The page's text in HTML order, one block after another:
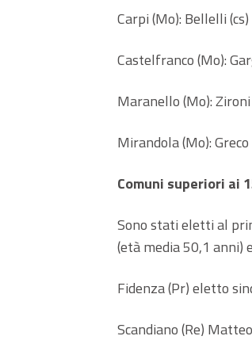
Carpi (Mo): Bellelli
Castelfranco (Mo):
Maranello (Mo):
Mirandola (Mo):
Comuni superiori ai
Sono stati eletti al
(età media 50,1 anni)
Fidenza (Pr) eletto
Scandiano (Re)